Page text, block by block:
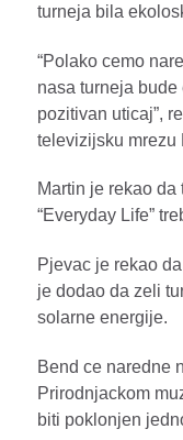
turneja bila
“Polako cemo
nasa turneja
pozitivan uticaj”,
televizijsku mrezu
Martin je rekao
“Everyday Life”
Pjevac je rekao
je dodao da zeli
solarne energije.
Bend ce naredne
Prirodnjackom
biti poklonjen